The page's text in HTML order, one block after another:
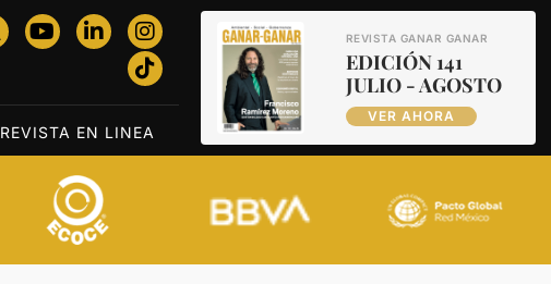
REVISTA EN LINEA
REVISTA GANAR GANAR
EDICIÓN 141
JULIO - AGOSTO
VER AHORA